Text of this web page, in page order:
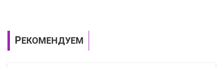
РЕКОМЕНДУЕМ